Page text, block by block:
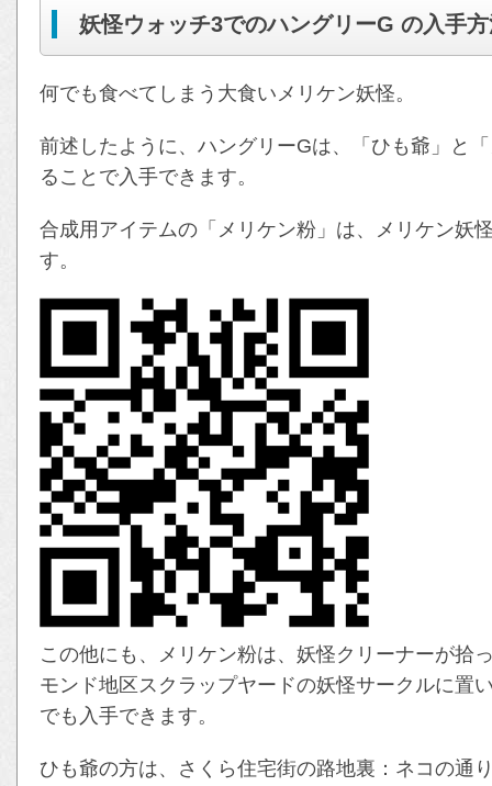
妖怪ウォッチ3でのハングリーG の入手
何でも食べてしまう大食いメリケン妖怪。
前述したように、ハングリーGは、「ひも爺」と
ることで入手できます。
合成用アイテムの「メリケン粉」は、メリケン妖
す。
この他にも、メリケン粉は、妖怪クリーナーが拾
モンド地区スクラップヤードの妖怪サークルに置
でも入手できます。
ひも爺の方は、さくら住宅街の路地裏：ネコの通